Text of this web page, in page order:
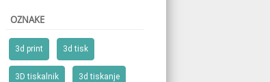
OZNAKE
3d print 3d tisk
3D tiskalnik 3d tiskanje